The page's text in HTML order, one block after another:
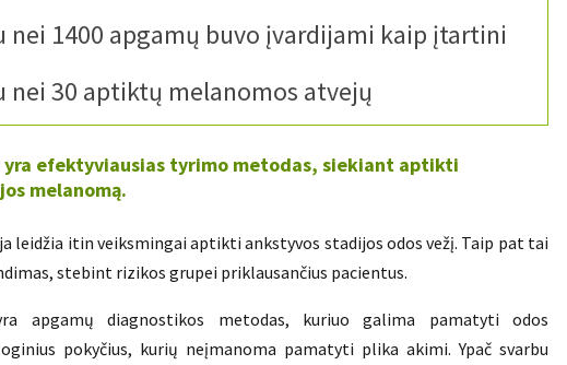
nei 1400 apgamų buvo įvardijami kaip įtartini
nei 30 aptiktų melanomos atvejų
yra efektyviausias tyrimo metodas, siekiant aptikti
melanomą.
leidžia itin veiksmingai aptikti ankstyvos stadijos odos vežį. Taip pat tai
stebint rizikos grupei priklausančius pacientus.
apgamų diagnostikos metodas, kuriuo galima pamatyti odos
pokyčius, kurių neįmanoma pamatyti plika akimi. Ypač svarbu